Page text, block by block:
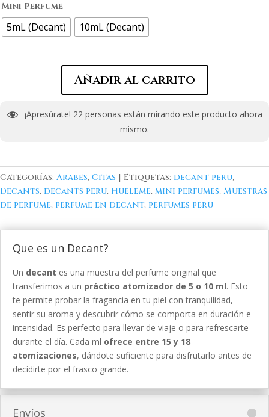
desde
S/ 32.00
hasta
Mini Perfume
5mL (Decant) 10mL (Decant)
Añadir al carrito
¡Apresúrate! 22 personas están mirando este producto ahora
mismo.
Categorías: Arabes, Citas Etiquetas: decant peru,
Decants, decants peru, Hueleme, mini perfumes, Muestras
de perfume, perfume en decant, perfumes peru
Que es un Decant?
Un decant es una muestra del perfume original que
transferimos a un práctico atomizador de 5 o 10 ml. Esto
te permite probar la fragancia en tu piel con tranquilidad,
sentir su aroma y descubrir cómo se comporta en duración e
intensidad. Es perfecto para llevar de viaje o para refrescarte
durante el día. Cada ml ofrece entre 15 y 18
atomizaciones, dándote suficiente para disfrutarlo antes de
decidirte por el frasco grande.
Envíos